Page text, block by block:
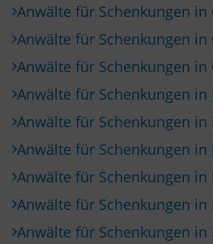
Anwälte für Schenkungen in
Anwälte für Schenkungen
Anwälte für Schenkungen
Anwälte für Schenkungen in
Anwälte für Schenkungen in
Anwälte für Schenkungen in
Anwälte für Schenkungen
Anwälte für Schenkungen in
Anwälte für Schenkungen